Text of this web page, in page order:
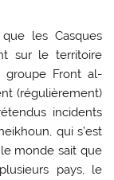
les Casques
sur le territoire
groupe Front al-
(régulièrement)
incidents
qui s’est
monde sait que
pays, le